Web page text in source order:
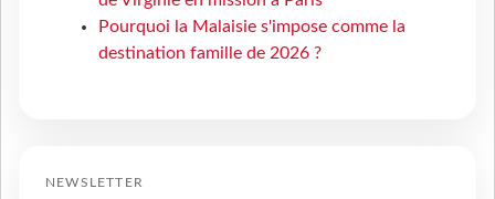
Pourquoi la Malaisie s'impose comme la
destination famille de 2026 ?
NEWSLETTER